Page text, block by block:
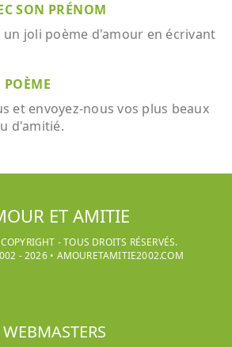
SON PRÉNOM
un joli poème d'amour en écrivant
POÈME
et envoyez-nous vos plus beaux
d'amitié.
ET AMITIE
- TOUS DROITS RÉSERVÉS.
-2026• AMOURETAMITIE2002.COM
WEBMASTERS